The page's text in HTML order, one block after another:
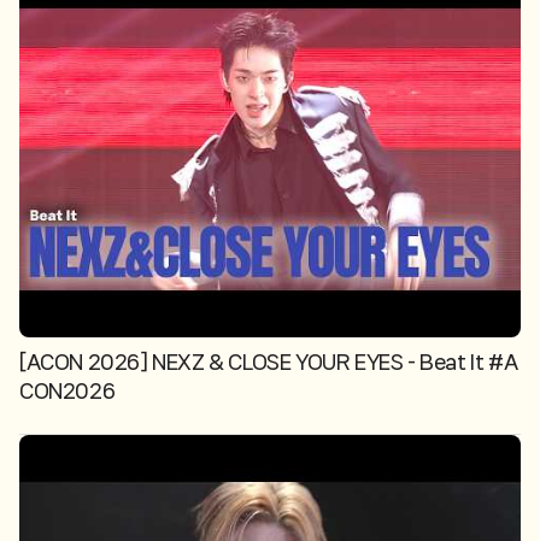
[ACON 2026] NEXZ & CLOSE YOUR EYES - Beat It #A
CON2026